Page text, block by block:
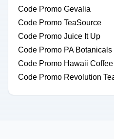
Code Promo Gevalia
Code Promo TeaSource
Code Promo Juice It Up
Code Promo PA Botanicals
Code Promo Hawaii
Code Promo Revolution